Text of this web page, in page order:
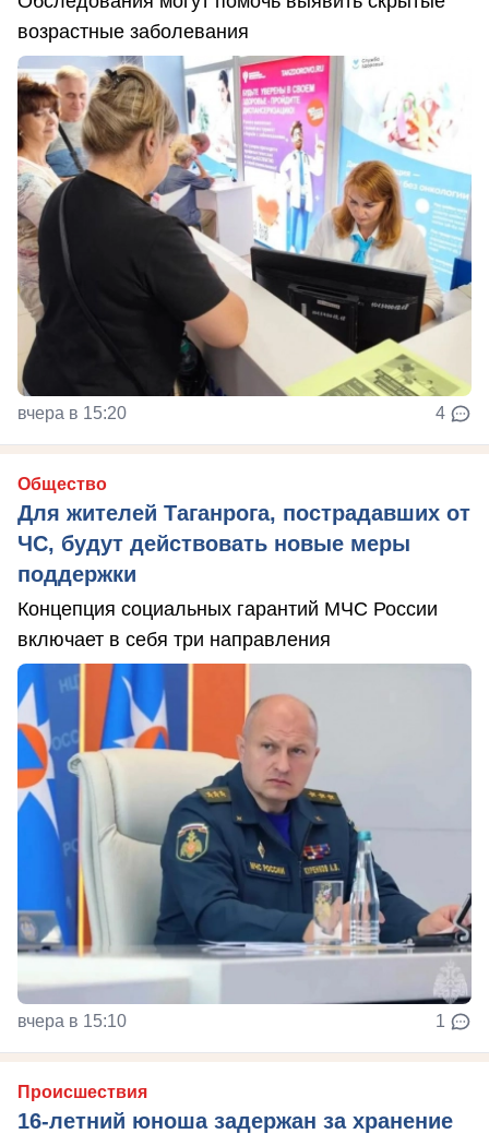
возрастные заболевания
вчера в 15:20 4
Общество
Для жителей Таганрога, пострадавших от
ЧС, будут действовать новые меры
поддержки
Концепция социальных гарантий МЧС России
включает в себя три направления
вчера в 15:10 1
Происшествия
16-летний юноша задержан за хранение